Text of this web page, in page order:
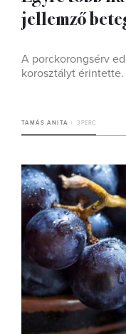
jellemző
A porckorongsérv
korosztályt érintette.
TAMÁS ANITA 3 PERC